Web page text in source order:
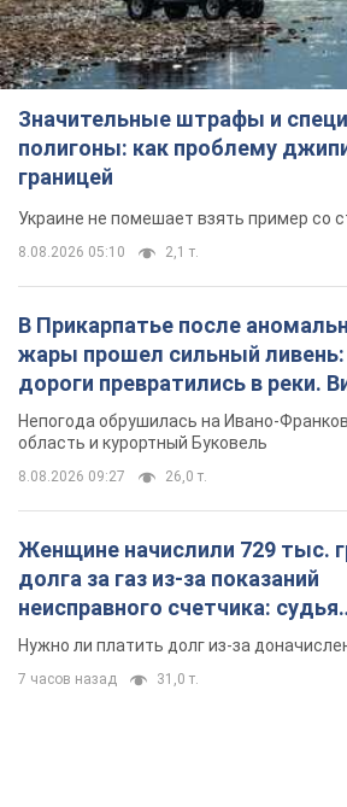
Значительные штрафы и
полигоны: как проблему
границей
Украине не помешает взять пример со
8.08.2026 05:10 2,1 т.
В Прикарпатье после
жары прошел сильный ливень:
дороги превратились в реки.
Непогода обрушилась на Ивано-
область и курортный Буковель
8.08.2026 09:27 26,0 т.
Женщине начислили 729 тыс.
долга за газ из-за показаний
неисправного счетчика: судья
вынес неожиданное решение
Нужно ли платить долг из-за
7 часов назад 31,0 т.